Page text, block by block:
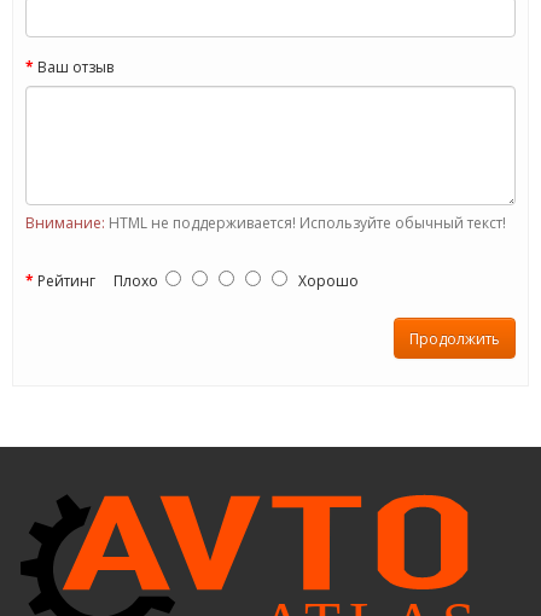
Ваш отзыв
Внимание: HTML не поддерживается! Используйте обычный текст!
Рейтинг Плохо Хорошо
Продолжить